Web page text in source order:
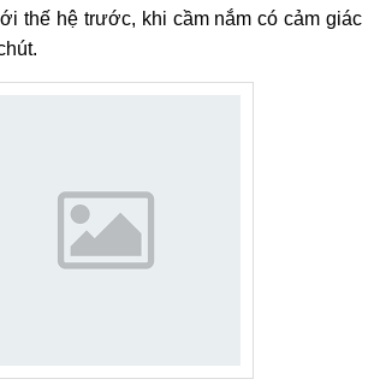
thế hệ trước, khi cầm nắm có cảm giác